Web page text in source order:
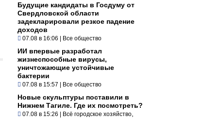
Будущие кандидаты в Госдуму от
Свердловской области
задекларировали резкое падение
доходов
07.08 в 16:06 | Все общество
ИИ впервые разработал
жизнеспособные вирусы,
уничтожающие устойчивые
бактерии
07.08 в 15:57 | Все общество
Новые скульптуры поставили в
Нижнем Тагиле. Где их посмотреть?
07.08 в 15:26 | Всё городское хозяйство